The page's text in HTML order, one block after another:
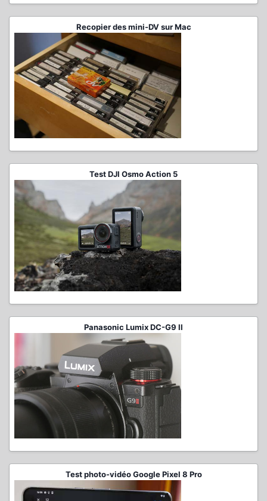
Recopier des mini-DV sur Mac
Test DJI Osmo Action 5
Panasonic Lumix DC-G9 II
Test photo-vidéo Google Pixel 8 Pro